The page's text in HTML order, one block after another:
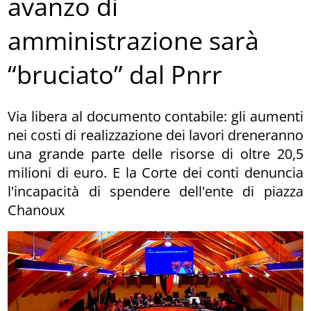
avanzo di
amministrazione sarà
“bruciato” dal Pnrr
Via libera al documento contabile: gli aumenti
nei costi di realizzazione dei lavori dreneranno
una grande parte delle risorse di oltre 20,5
milioni di euro. E la Corte dei conti denuncia
l'incapacità di spendere dell'ente di piazza
Chanoux